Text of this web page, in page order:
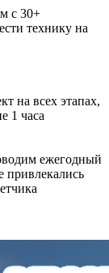
с 30+
технику на
на всех этапах,
1 часа
ежегодный
привлекались